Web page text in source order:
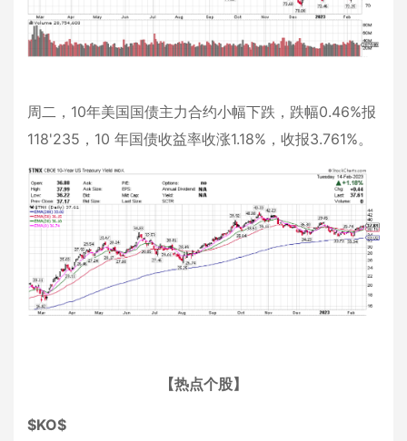
周二，10年美国国债主力合约小幅下跌，跌幅0.46%报
118'235，10 年国债收益率收涨1.18%，收报3.761%。
【热点个股】
$KO$